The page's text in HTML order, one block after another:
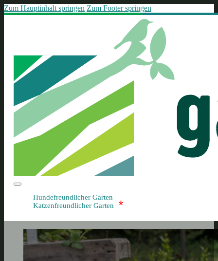
Zum Hauptinhalt springen Zum Footer springen
Hundefreundlicher Garten
Katzenfreundlicher Garten
*